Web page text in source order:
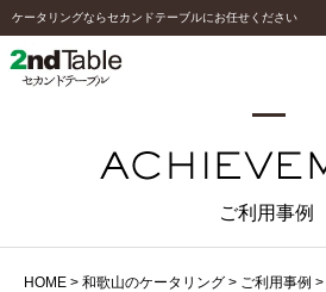
ケータリングならセカンドテーブルにお任せください
ご利用事例
HOME > 和歌山のケータリング > ご利用事例 >